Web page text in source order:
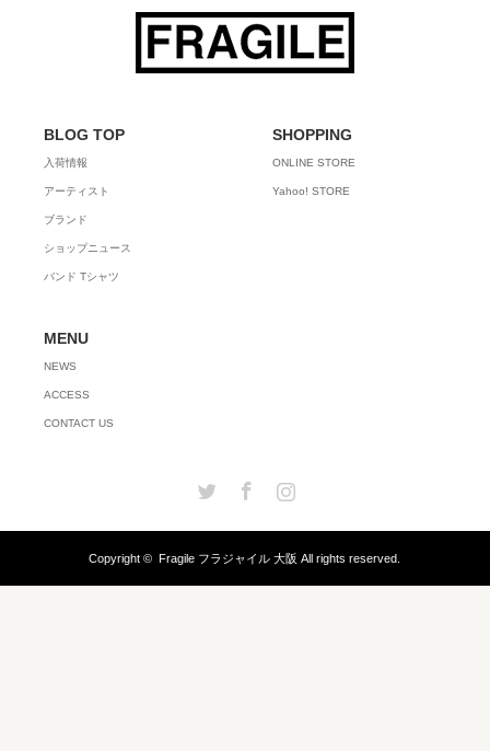
BLOG TOP
入荷情報
アーティスト
ブランド
ショップニュース
バンド Tシャツ
SHOPPING
ONLINE STORE
Yahoo! STORE
MENU
NEWS
ACCESS
CONTACT US
Twitter Facebook
Copyright ©Fragile フラジャイル 大阪 All rights reserved.